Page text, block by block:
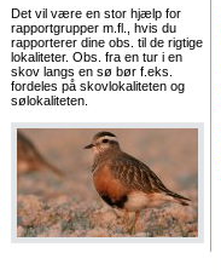
Det vil være en stor hjælp for
rapportgrupper m.fl., hvis du
rapporterer dine obs. til de rigtige
lokaliteter. Obs. fra en tur i en
skov langs en sø bør f.eks.
fordeles på skovlokaliteten og
sølokaliteten.